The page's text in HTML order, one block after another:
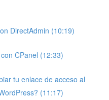
DirectAdmin (10:19)
CPanel (12:33)
tu enlace de acceso al
(11:17)